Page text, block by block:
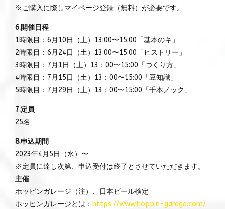
※ご購入に際しマイページ登録（無料）が必要です。
6.開催日程
1時限目：6月10日（土）13:00〜15:00「基本のキ」
2時限目：6月24日（土）13:00〜15:00「ヒストリー」
3時限目：7月1日（土）13：00〜15:00「つくり方」
4時限目：7月15日（土）13：00〜15:00「豆知識」
5時限目：7月29日（土）13：00〜15:00「千本ノック」
7.定員
25名
8.申込期間
2023年4月5日（水）〜
※定員に達し次第、申込受付は終了とさせていただきます。
主催
ホッピンガレージ（注）、日本ビール検定
ホッピンガレージとは： https://www.hoppin-garage.com/